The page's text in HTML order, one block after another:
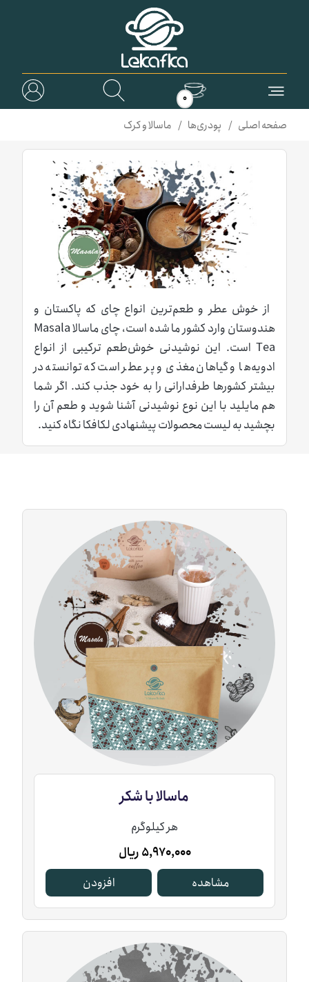
0
صفحه اصلی پودری‌ها ماسالا و کرک
از خوش عطر و طعم‌ترین انواع چای که پاکستان و
هندوستان وارد کشور ما شده است، چای ماسالا Masala
Tea است. این نوشیدنی خوش‌طعم ترکیبی از انواع
ادویه‌ها و گیاهان مغذی و پر عطر است که توانسته در
بیشتر کشورها طرفدارانی را به خود جذب کند. اگر شما
هم مایلید با این نوع نوشیدنی آشنا شوید و طعم آن را
بچشید به لیست محصولات پیشنهادی لکافکا نگاه کنید.
ماسالا با شکر
هر کیلوگرم
5,970,000ریال
مشاهده
افزودن